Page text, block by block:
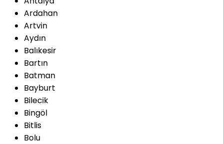
Ardahan
Artvin
Aydın
Balıkesir
Bartın
Batman
Bayburt
Bilecik
Bingöl
Bitlis
Bolu